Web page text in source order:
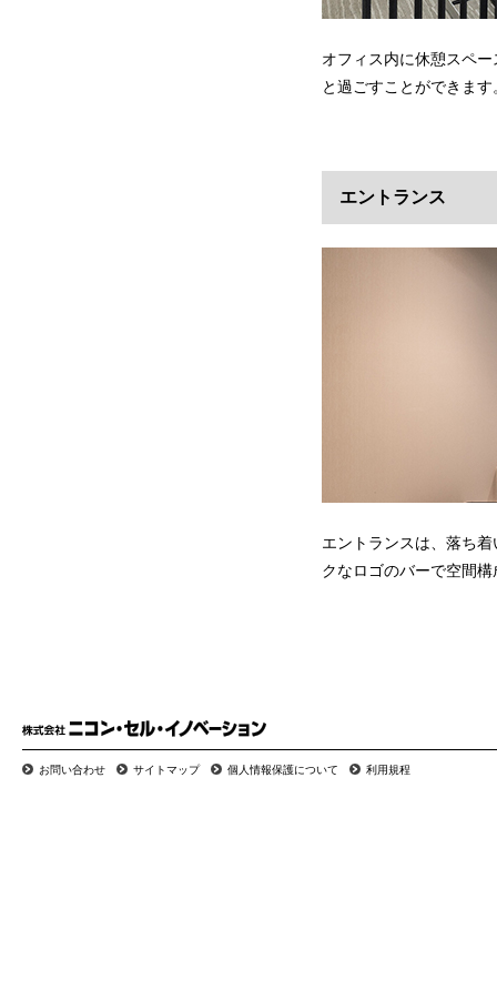
オフィス内に休憩スペ
と過ごすことができます
エントランス
エントランスは、落ち
クなロゴのバーで空間
お問い合わせ サイトマップ 個人情報保護について 利用規程